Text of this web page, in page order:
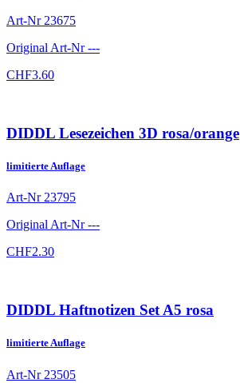
Art-Nr23675
Original Art-Nr---
CHF3.60
DIDDL Lesezeichen 3D rosa/orange
limitierte Auflage
Art-Nr23795
Original Art-Nr---
CHF2.30
DIDDL Haftnotizen Set A5 rosa
limitierte Auflage
Art-Nr 23505